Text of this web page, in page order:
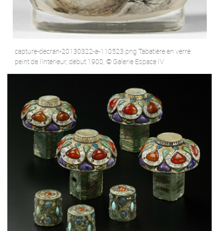
capture-decran-20130322-a-110523.png Tabatière en verre
peint de l’intérieur, début 1900, © Galerie Espace IV